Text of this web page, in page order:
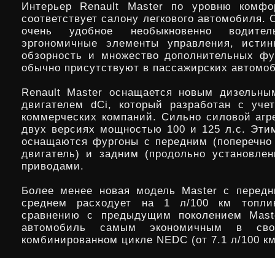
Интерьер Renault Master по уровню
соответствует салону легкового автомобиля.
очень удобное необыкновенно
эргономичные элементы управления,
обзорность и множество дополнительных
обычно присутствуют в пассажирских
Renault Master оснащается новым
двигателем dCi, который разработан с
коммерческих компаний. Сильно силовой
двух версиях мощностью 100 и 125 л.с.
оснащаются фургоны с передним (поперечно
двигатель) и задним (продольно
приводами.
Более менее новая модель Master с
среднем расходует на 1 л/100 км
сравнению с предыдущим поколением
автомобиль самым экономичным в
комбинированном цикле NEDC (от 7.1 л/100